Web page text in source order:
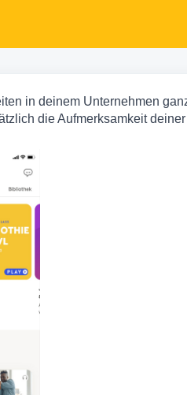
in deinem Unternehmen
die Aufmerksamkeit